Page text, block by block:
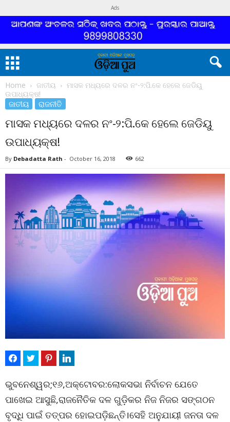
Ads
Home ଜାତୀୟ
ମାସକ ମଧ୍ୟରେ ଦଳର ନଂ-୨:ପି.କେ ହେଲେ ଜେଡିୟୁ
ଉପାଧ୍ୟକ୍ଷ!
ଜାତୀୟ ରାଜନୀତି
ମାସକ ମଧ୍ୟରେ ଦଳର ନଂ-୨:ପି.କେ ହେଲେ ଜେଡିୟୁ
ଉପାଧ୍ୟକ୍ଷ!
By Debadatta Rath - October 16, 2018 662
ଭୁବନେଶ୍ୱର;୧୬,ଅକ୍ଟୋବର:ଲୋକସଭା ନିର୍ବାଚନ ଯେତେ
ପାଖେଇ ଆସୁଛି,ରାଜନୈତିକ ଦଳ ଗୁଡ଼ିକର ନିଜ ନିଜର ସଙ୍ଗଠନ
ବୃଦ୍ଧି ପାଇଁ ତତ୍ପର ହୋଇପଡ଼ିଛନ୍ତି।ସେହି ଅନୁଯାୟୀ ଜନତା ଦଳ